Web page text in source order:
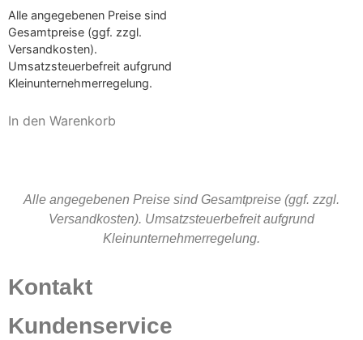
Alle angegebenen Preise sind
Gesamtpreise (ggf. zzgl.
Versandkosten).
Umsatzsteuerbefreit aufgrund
Kleinunternehmerregelung.
In den Warenkorb
Alle angegebenen Preise sind Gesamtpreise (ggf. zzgl.
Versandkosten). Umsatzsteuerbefreit aufgrund
Kleinunternehmerregelung.
Kontakt
Kundenservice